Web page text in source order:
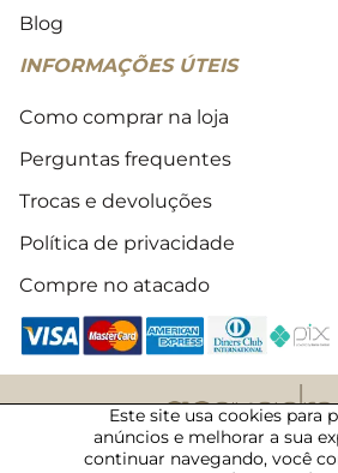
Blog
INFORMAÇÕES ÚTEIS
Como comprar na loja
Perguntas frequentes
Trocas e devoluções
Política de privacidade
Compre no atacado
2018 - 2026 © Todos os
08/08/2026 · 20:19 ·
Este site usa cookies para
anúncios e melhorar a sua
continuar navegando, você